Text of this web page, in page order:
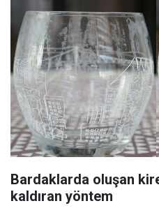
Bardaklarda oluşan
kaldıran yöntem